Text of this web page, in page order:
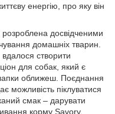
енергію, про яку він
досвідченими
домашніх тварин.
вдалося створити
для собак, який є
оближеш. Поєднання
можливість піклуватися
смак – дарувати
корму Savory.